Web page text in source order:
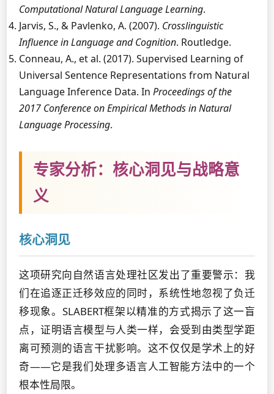
Computational Natural Language Learning.
Jarvis, S., & Pavlenko, A. (2007). Crosslinguistic
Influence in Language and Cognition. Routledge.
Conneau, A., et al. (2017). Supervised Learning of
Universal Sentence Representations from Natural
Language Inference Data. In Proceedings of the
2017 Conference on Empirical Methods in Natural
Language Processing.
专家分析：核心洞见与战略意
义
核心洞见
这项研究向自然语言处理社区发出了重要警示：我
们在追逐正迁移效应的同时，系统性地忽视了负迁
移现象。SLABERT框架以精准的方式揭示了这一盲
点，证明语言模型与人类一样，会受到由类型学距
离可预测的语言干扰影响。这不仅仅是学术上的好
奇——它是我们处理多语言人工智能方法中的一个
根本性局限。